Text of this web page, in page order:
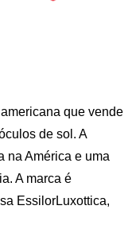
que vende
de sol. A
na América e uma
A marca é
EssilorLuxottica,